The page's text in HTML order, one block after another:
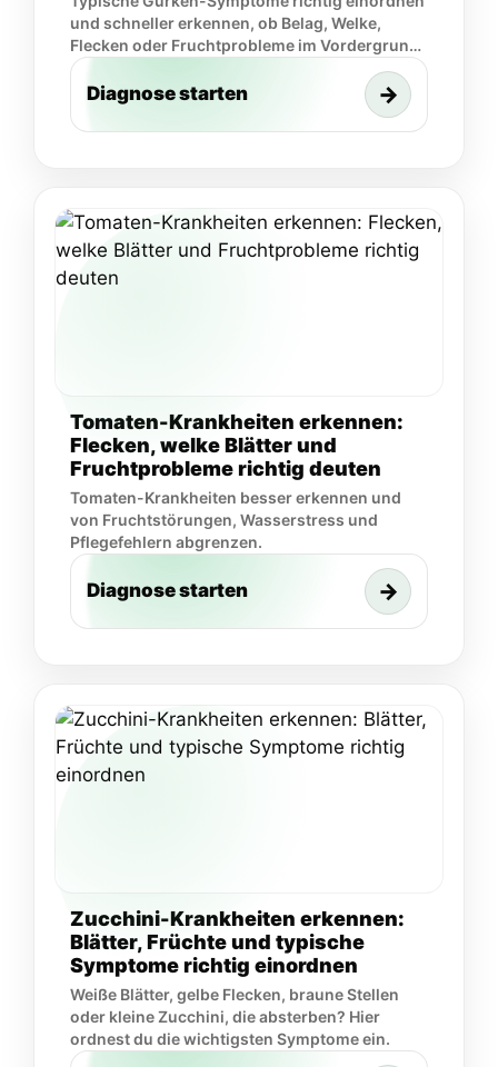
und schneller erkennen, ob Belag, Welke,
Flecken oder Fruchtprobleme im Vordergrund
stehen.
Diagnose starten →
Tomaten-Krankheiten erkennen:
Flecken, welke Blätter und
Fruchtprobleme richtig deuten
Tomaten-Krankheiten besser erkennen und
von Fruchtstörungen, Wasserstress und
Pflegefehlern abgrenzen.
Diagnose starten →
Zucchini-Krankheiten erkennen:
Blätter, Früchte und typische
Symptome richtig einordnen
Weiße Blätter, gelbe Flecken, braune Stellen
oder kleine Zucchini, die absterben? Hier
ordnest du die wichtigsten Symptome ein.